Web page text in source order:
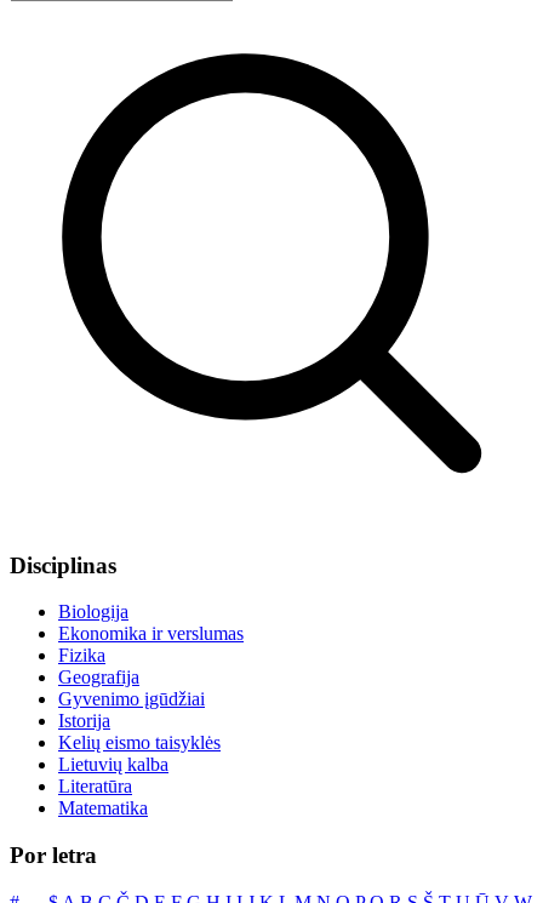
Disciplinas
Biologija
Ekonomika ir verslumas
Fizika
Geografija
Gyvenimo įgūdžiai
Istorija
Kelių eismo taisyklės
Lietuvių kalba
Literatūra
Matematika
Por letra